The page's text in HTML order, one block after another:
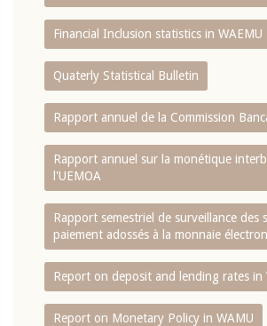
Financial Inclusion statistics in WAEMU
Quaterly Statistical Bulletin
Rapport annuel de la Commission
Rapport annuel sur la monétique
l'UEMOA
Rapport semestriel de surveillance des
paiement adossés à la monnaie
Report on deposit and lending rates in
Report on Monetary Policy in WAMU